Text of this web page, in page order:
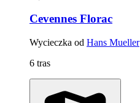
Cevennes Florac
Wycieczka od Hans Mueller
6 tras